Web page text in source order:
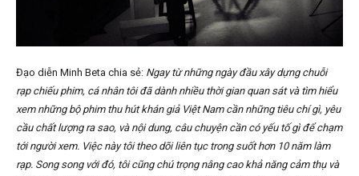
Đạo diễn Minh Beta chia sẻ: Ngay từ những ngày đầu xây dựng chuỗi
rạp chiếu phim, cá nhân tôi đã dành nhiều thời gian quan sát và tìm hiểu
xem những bộ phim thu hút khán giả Việt Nam cần những tiêu chí gì, yêu
cầu chất lượng ra sao, và nội dung, câu chuyện cần có yếu tố gì để chạm
tới người xem. Việc này tôi theo dõi liên tục trong suốt hơn 10 năm làm
rạp. Song song với đó, tôi cũng chú trọng nâng cao khả năng cảm thụ và